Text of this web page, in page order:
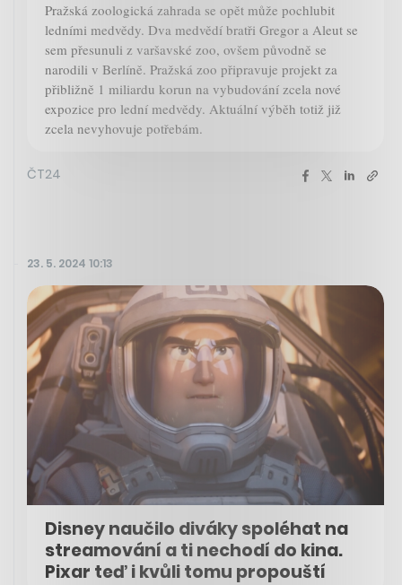
Pražská zoologická zahrada se opět může pochlubit
ledními medvědy. Dva medvědí bratři Gregor a Aleut se
sem přesunuli z varšavské zoo, ovšem původně se
narodili v Berlíně. Pražská zoo připravuje projekt za
přibližně 1 miliardu korun na vybudování zcela nové
expozice pro lední medvědy. Aktuální výběh totiž již
zcela nevyhovuje potřebám.
ČT24
23. 5. 2024 10:13
Disney naučilo diváky spoléhat na
streamování a ti nechodí do kina.
Pixar teď i kvůli tomu propouští